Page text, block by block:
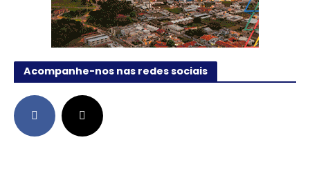
Acompanhe-nos nas redes sociais